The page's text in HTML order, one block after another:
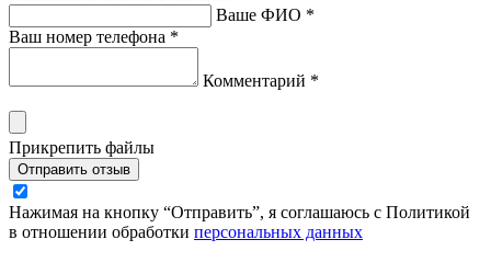
Ваше ФИО *
Ваш номер телефона *
Комментарий *
Прикрепить файлы
Отправить отзыв
Нажимая на кнопку “Отправить”, я соглашаюсь с Политикой
в отношении обработки персональных данных